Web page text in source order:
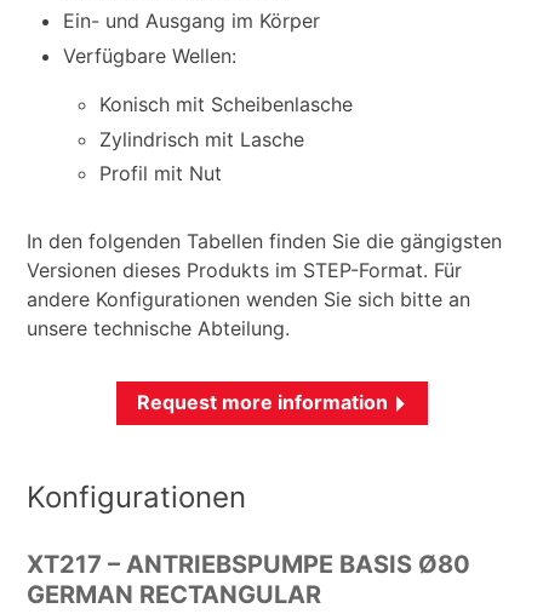
Ein- und Ausgang im Körper
Verfügbare Wellen:
Konisch mit Scheibenlasche
Zylindrisch mit Lasche
Profil mit Nut
In den folgenden Tabellen finden Sie die gängigsten
Versionen dieses Produkts im STEP-Format. Für
andere Konfigurationen wenden Sie sich bitte an
unsere technische Abteilung.
Request more information
Konfigurationen
XT217 – ANTRIEBSPUMPE BASIS Ø80
GERMAN RECTANGULAR